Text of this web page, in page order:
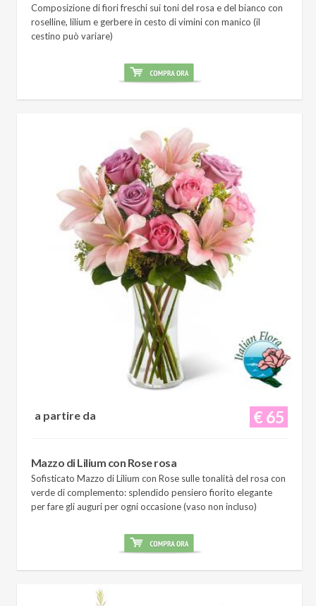
Composizione di fiori freschi sui toni del rosa e del bianco con
roselline, lilium e gerbere in cesto di vimini con manico (il
cestino può variare)
€ 65
a partire da
Mazzo di Lilium con Rose rosa
Sofisticato Mazzo di Lilium con Rose sulle tonalità del rosa con
verde di complemento: splendido pensiero fiorito elegante
per fare gli auguri per ogni occasione (vaso non incluso)